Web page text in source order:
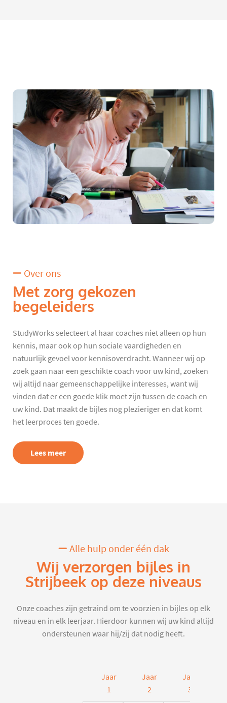
Over ons
Met zorg gekozen
begeleiders
StudyWorks selecteert al haar coaches niet alleen op hun
kennis, maar ook op hun sociale vaardigheden en
natuurlijk gevoel voor kennisoverdracht. Wanneer wij op
zoek gaan naar een geschikte coach voor uw kind, zoeken
wij altijd naar gemeenschappelijke interesses, want wij
vinden dat er een goede klik moet zijn tussen de coach en
uw kind. Dat maakt de bijles nog plezieriger en dat komt
het leerproces ten goede.
Lees meer
Alle hulp onder één dak
Wij verzorgen bijles in
Strijbeek op deze niveaus
Onze coaches zijn getraind om te voorzien in bijles op elk
niveau en in elk leerjaar. Hierdoor kunnen wij uw kind altijd
ondersteunen waar hij/zij dat nodig heeft.
Jaar
1
Jaar
2
Jaar
3